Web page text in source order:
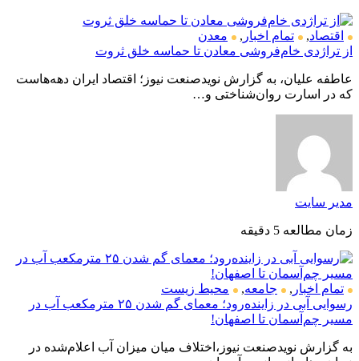
اقتصاد, تمام اخبار ,
معدن
از تراژدی خام‌فروشی معادن تا حماسه خلق ثروت
عاطفه علیان، به گزارش نویدصنعت نیوز؛ اقتصاد ایران دهه‌هاست
که در اسارت روان‌شناختی و…
مدیر سایت
زمان مطالعه 5 دقیقه
تمام اخبار , جامعه,
محیط زیست
رسوایی آبی در زاینده‌رود؛ معمای گم شدن ۲۵ مترمکعب آب در
مسیر چم‌آسمان تا اصفهان!
به گزارش نویدصنعت نیوز،اختلاف میان میزان آب اعلام‌شده در